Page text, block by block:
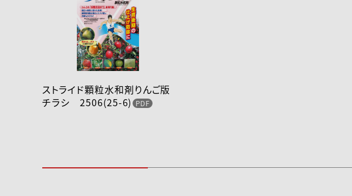
ストライド顆粒水和剤りんご版
チラシ 2506(25-6)